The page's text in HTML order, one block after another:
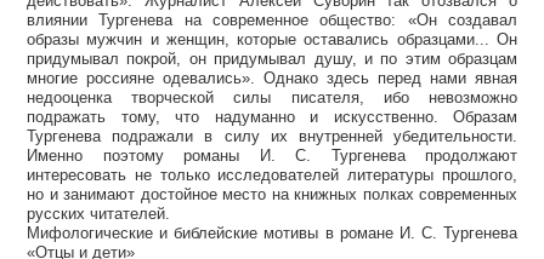
влиянии Тургенева на современное общество: «Он создавал
образы мужчин и женщин, которые оставались образцами... Он
придумывал покрой, он придумывал душу, и по этим образцам
многие россияне одевались». Однако здесь перед нами явная
недооценка творческой силы писателя, ибо невозможно
подражать тому, что надуманно и искусственно. Образам
Тургенева подражали в силу их внутренней убедительности.
Именно поэтому романы И. С. Тургенева продолжают
интересовать не только исследователей литературы прошлого,
но и занимают достойное место на книжных полках современных
русских читателей.
Мифологические и библейские мотивы в романе И. С. Тургенева
«Отцы и дети»